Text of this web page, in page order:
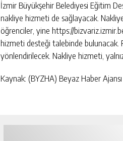
İzmir Büyükşehir Belediyesi Eğitim
nakliye hizmeti de sağlayacak.
öğrenciler, yine https://
hizmeti desteği talebinde bulunacak.
yönlendirilecek. Nakliye hizmeti,
Kaynak: (BYZHA) Beyaz Haber Ajansı